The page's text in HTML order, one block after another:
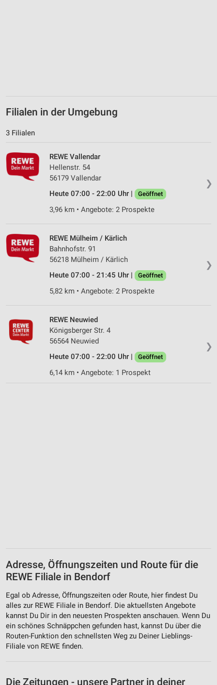
Filialen in der Umgebung
3 Filialen
❯
REWE Vallendar
Hellenstr. 54
56179 Vallendar
Heute 07:00 - 22:00 Uhr |
Geöffnet
3,96 km • Angebote: 2 Prospekte
❯
REWE Mülheim / Kärlich
Bahnhofstr. 91
56218 Mülheim / Kärlich
Heute 07:00 - 21:45 Uhr |
Geöffnet
5,82 km • Angebote: 2 Prospekte
❯
REWE Neuwied
Königsberger Str. 4
56564 Neuwied
Heute 07:00 - 22:00 Uhr |
Geöffnet
6,14 km • Angebote: 1 Prospekt
Adresse, Öffnungszeiten und Route für die
REWE Filiale in Bendorf
Egal ob Adresse, Öffnungszeiten oder Route, hier findest Du
alles zur REWE Filiale in Bendorf. Die aktuellsten Angebote
kannst Du Dir in den neuesten Prospekten anschauen. Wenn Du
ein schönes Schnäppchen gefunden hast, kannst Du über die
Routen-Funktion den schnellsten Weg zu Deiner Lieblings-
Filiale von REWE finden.
Die Zeitungen - unsere Partner in deiner
Analyse von Zielgruppen durch Statistiken oder
Kombinationen von Daten aus verschiedenen
Verwendung reduzierter Daten zur Auswahl von
Inhalten
Nicht-IAB-Verarbeitungszwecke:
Notwendig
Werbung